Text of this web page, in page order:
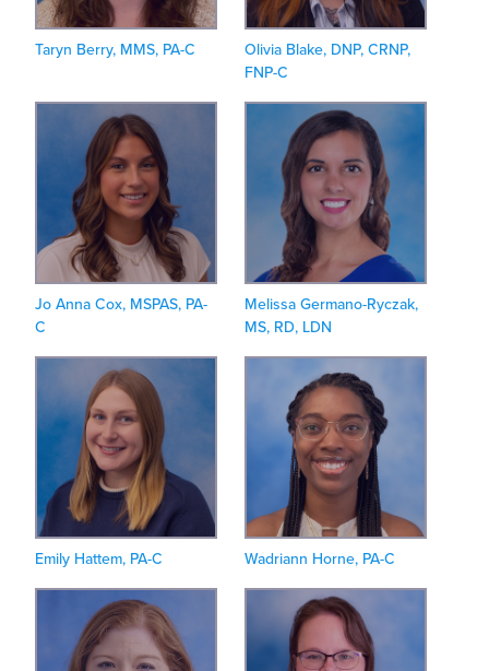
Taryn Berry, MMS, PA-C
Olivia Blake, DNP, CRNP,
FNP-C
Jo Anna Cox, MSPAS, PA-
C
Melissa Germano-Ryczak,
MS, RD, LDN
Emily Hattem, PA-C Wadriann Horne, PA-C